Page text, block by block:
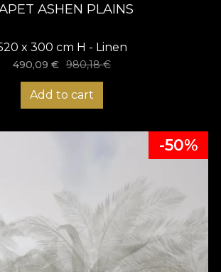
ASHEN PLAINS
x 300 cm H - Linen
490,09€ 980,18€
Add to cart
-50%